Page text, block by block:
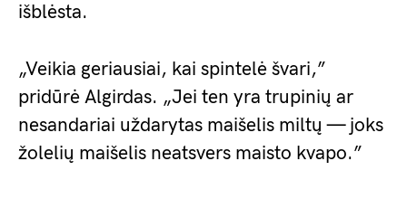
išblėsta.
„Veikia geriausiai, kai spintelė švari,”
pridūrė Algirdas. „Jei ten yra trupinių ar
nesandariai uždarytas maišelis miltų — joks
žolelių maišelis neatsvers maisto kvapo.”